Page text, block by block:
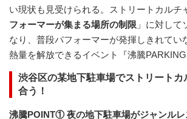
い現状も見受けられる。ストリートカルチ
フォーマーが集まる場所の制限 」に対して
なり、普段パフォーマーが発揮しきれてい
熱量を解放できるイベント『沸騰PARKING
渋谷区の某地下駐車場でストリートカ
合う！
沸騰POINT① 夜の地下駐車場がジャンル